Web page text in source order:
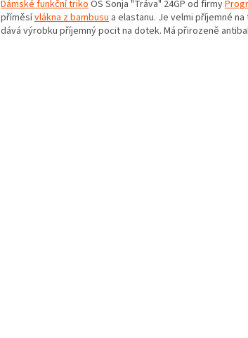
Dámské funkční triko OS Sonja "Tráva" 24GP od firmy
příměsívlákna z bambusu a elastanu. Je velmi příjemné
dává výrobku příjemný pocit na dotek. Má přirozeně